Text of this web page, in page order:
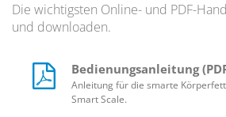
Die wichtigsten Online- und PDF-
und downloaden.
Bedienungsanleitung
Anleitung für die smarte
Smart Scale.